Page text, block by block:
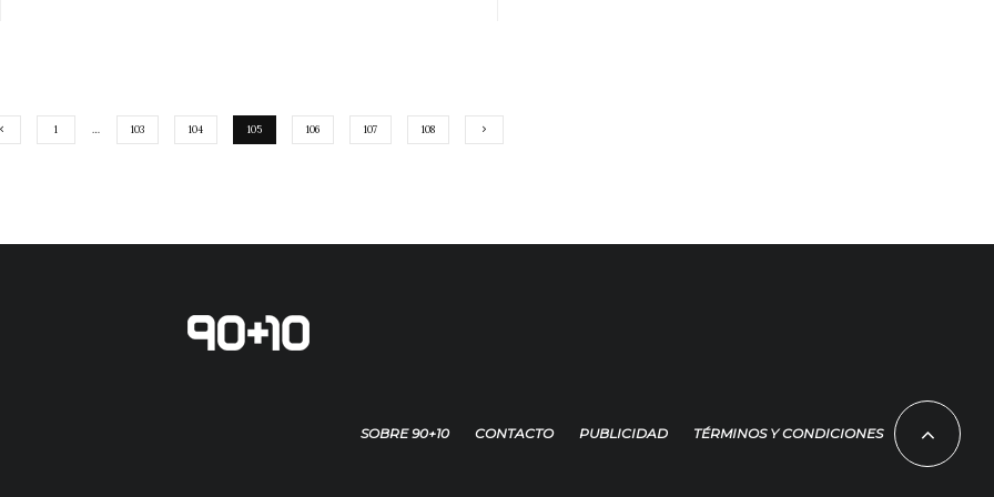
1 … 103 104 105 106 107 108
SOBRE 90+10 CONTACTO PUBLICIDAD TÉRMINOS Y CONDICIONES